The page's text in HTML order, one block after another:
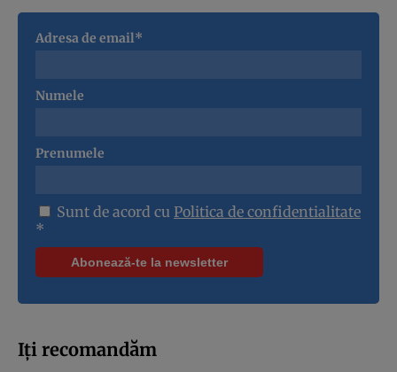
Adresa de email*
Numele
Prenumele
Sunt de acord cu Politica de confidentialitate
*
Iți recomandăm